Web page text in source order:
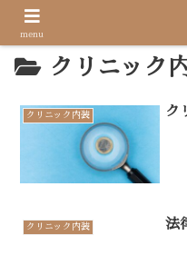
クリニック
クリニック内装 ク
クリニック内装 法
menu